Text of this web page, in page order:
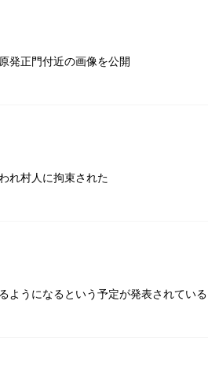
発正門付近の画像を公開
れ村人に拘束された
ようになるという予定が発表されている